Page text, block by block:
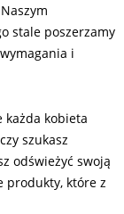
stale poszerzamy
i
każda kobieta
szukasz
odświeżyć swoją
produkty, które z